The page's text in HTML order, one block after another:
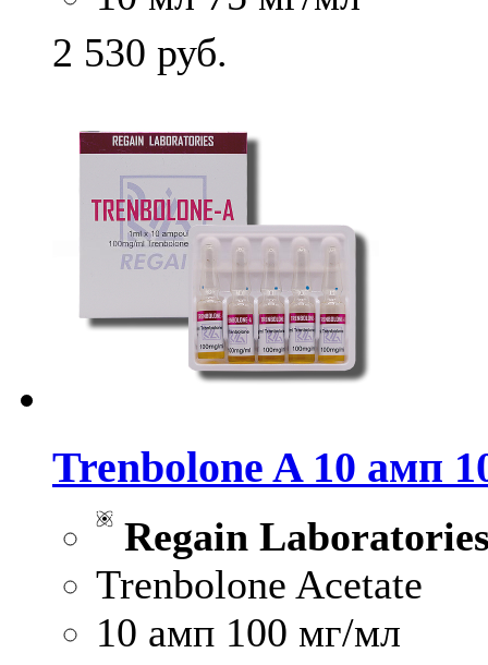
2 530 руб.
Trenbolone A 10 амп
Regain
Trenbolone Acetate
10 амп 100 мг/мл